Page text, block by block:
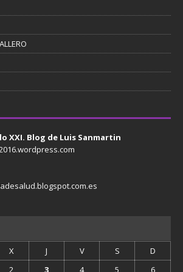
XXI. Blog de Luis Sanmartin
X J V S
D
2 3 4 5 6